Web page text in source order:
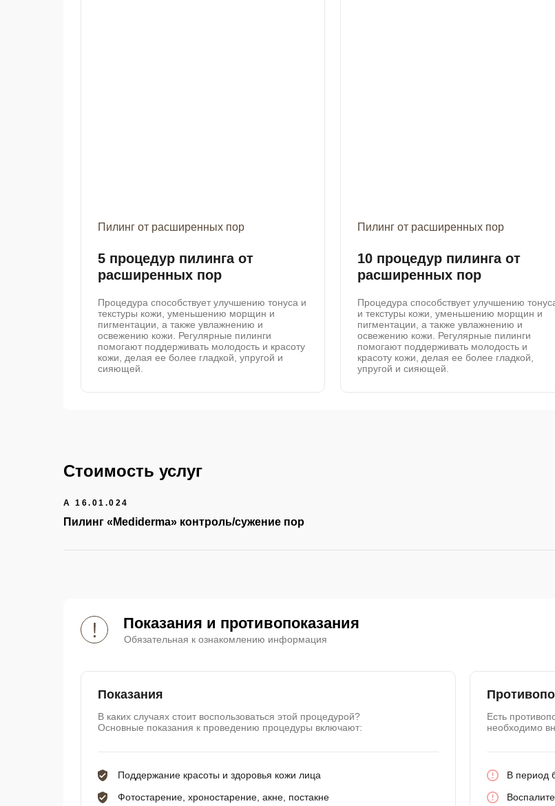
Пилинг от расширенных пор
5 процедур пилинга от
расширенных пор
Процедура способствует улучшению тонуса и
текстуры кожи, уменьшению морщин и
пигментации, а также увлажнению и
освежению кожи. Регулярные пилинги
помогают поддерживать молодость и красоту
кожи, делая ее более гладкой, упругой и
сияющей.
Пилинг от расширенных пор
10 процедур пилинга от
расширенных пор
Процедура способствует улучшению
и текстуры кожи, уменьшению морщин и
пигментации, а также увлажнению и
освежению кожи. Регулярные пилинги
помогают поддерживать молодость и
красоту кожи, делая ее более гладкой,
упругой и сияющей.
Стоимость услуг
А 16.01.024
Пилинг «Mediderma» контроль/сужение пор
Показания
В каких случаях стоит воспользоваться этой процедурой?
Основные показания к проведению процедуры включают:
Поддержание красоты и здоровья кожи лица
Фотостарение, хроностарение, акне, постакне
Показания и противопоказания
Обязательная к ознакомлению информация
Есть
необходимо
В период